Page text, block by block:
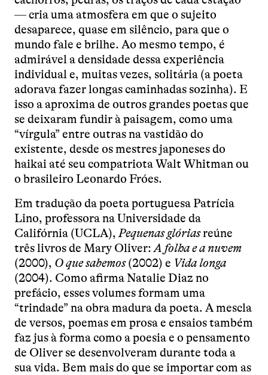
— cria uma atmosfera em que o sujeito
desaparece, quase em silêncio, para que o
mundo fale e brilhe. Ao mesmo tempo, é
admirável a densidade dessa experiência
individual e, muitas vezes, solitária (a poeta
adorava fazer longas caminhadas sozinha). E
isso a aproxima de outros grandes poetas que
se deixaram fundir à paisagem, como uma
“vírgula” entre outras na vastidão do
existente, desde os mestres japoneses do
haikai até seu compatriota Walt Whitman ou
o brasileiro Leonardo Fróes.
Em tradução da poeta portuguesa Patrícia
Lino, professora na Universidade da
Califórnia (UCLA),Pequenas glóriasreúne
três livros de Mary Oliver:A folha e a nuvem
(2000), O que sabemos(2002) e Vida longa
(2004). Como afirma Natalie Diaz no
prefácio, esses volumes formam uma
“trindade” na obra madura da poeta. A mescla
de versos, poemas em prosa e ensaios também
faz jus à forma como a poesia e o pensamento
de Oliver se desenvolveram durante toda a
sua vida. Bem mais do que se importar com as